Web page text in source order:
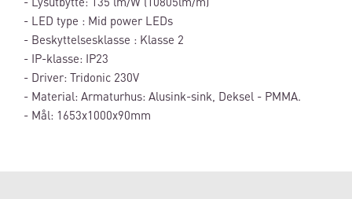
- LED type : Mid power LEDs
- Beskyttelsesklasse : Klasse 2
- IP-klasse: IP23
- Driver: Tridonic 230V
- Material: Armaturhus: Alusink-sink, Deksel - PMMA.
- Mål: 1653x1000x90mm